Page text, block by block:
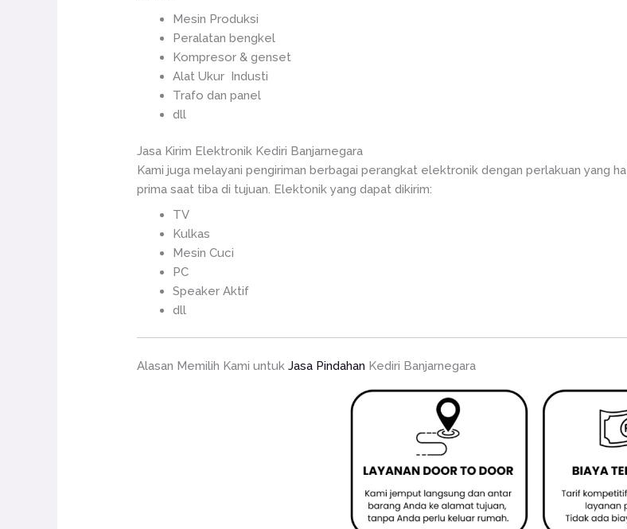
Mesin Produksi
Peralatan bengkel
Kompresor & genset
Alat Ukur Industi
Trafo dan panel
dll
Jasa Kirim Elektronik Kediri Banjarnegara
Kami juga melayani pengiriman berbagai perangkat elektronik dengan perlakuan yang
prima saat tiba di tujuan. Elektonik yang dapat dikirim:
TV
Kulkas
Mesin Cuci
PC
Speaker Aktif
dll
Alasan Memilih Kami untukJasa Pindahan Kediri Banjarnegara